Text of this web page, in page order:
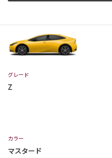
グレード
Z
カラー
マスタード